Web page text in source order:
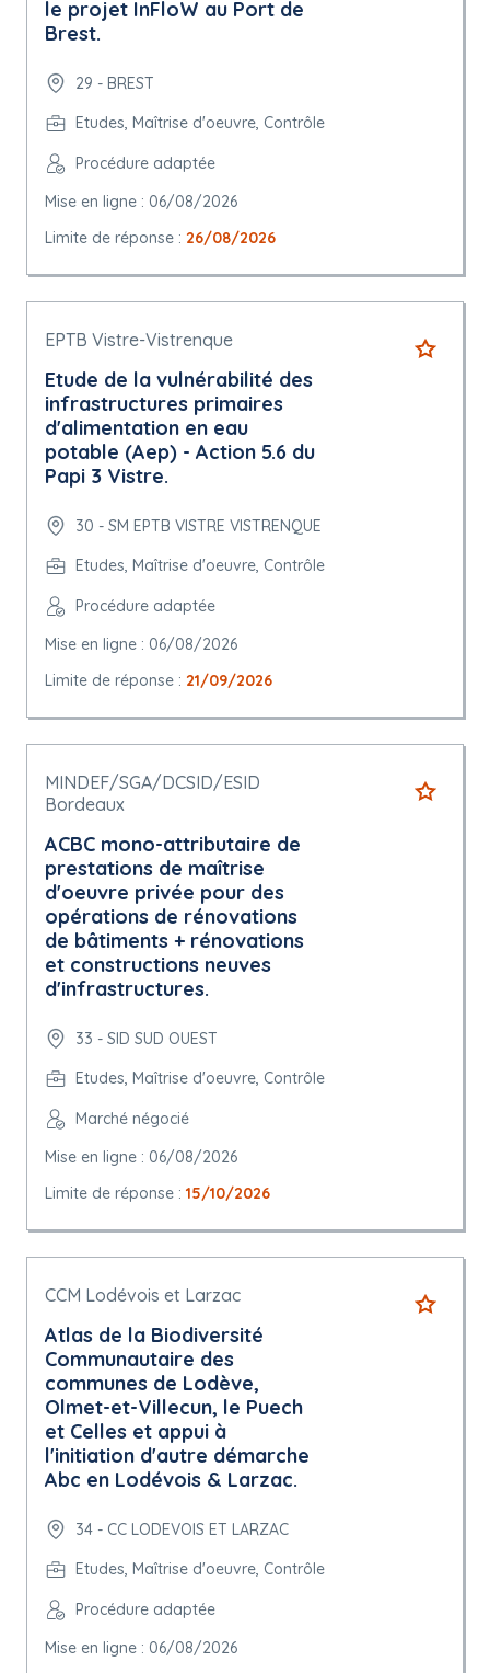
le projet InFloW au Port de
Brest.
29 - BREST
Etudes, Maîtrise d'oeuvre, Contrôle
Procédure adaptée
Mise en ligne : 06/08/2026
Limite de réponse : 26/08/2026
EPTB Vistre-Vistrenque
Etude de la vulnérabilité des
infrastructures primaires
d'alimentation en eau
potable (Aep) - Action 5.6 du
Papi 3 Vistre.
30 - SM EPTB VISTRE VISTRENQUE
Etudes, Maîtrise d'oeuvre, Contrôle
Procédure adaptée
Mise en ligne : 06/08/2026
Limite de réponse : 21/09/2026
MINDEF/SGA/DCSID/ESID
Bordeaux
ACBC mono-attributaire de
prestations de maîtrise
d'oeuvre privée pour des
opérations de rénovations
de bâtiments + rénovations
et constructions neuves
d'infrastructures.
33 - SID SUD OUEST
Etudes, Maîtrise d'oeuvre, Contrôle
Marché négocié
Mise en ligne : 06/08/2026
Limite de réponse : 15/10/2026
CCM Lodévois et Larzac
Atlas de la Biodiversité
Communautaire des
communes de Lodève,
Olmet-et-Villecun, le Puech
et Celles et appui à
l'initiation d'autre démarche
Abc en Lodévois & Larzac.
34 - CC LODEVOIS ET LARZAC
Etudes, Maîtrise d'oeuvre, Contrôle
Procédure adaptée
Mise en ligne : 06/08/2026